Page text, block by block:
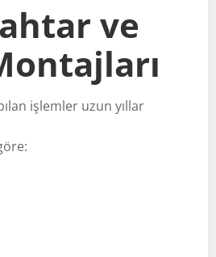
ve
işlemler uzun yıllar